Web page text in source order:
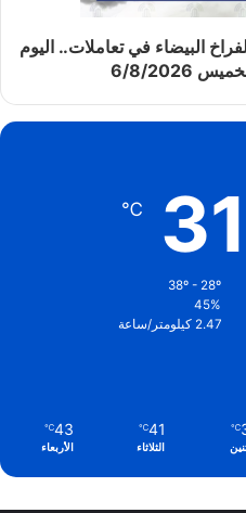
البيضاء في تعاملات.. اليوم
6/8/2026
31
℃
38º - 28º
45%
2.47 كيلومتر/ساعة
℃
41
℃
الثلاثاء
43
℃
الأربعاء